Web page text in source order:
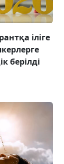
іліге
берілді